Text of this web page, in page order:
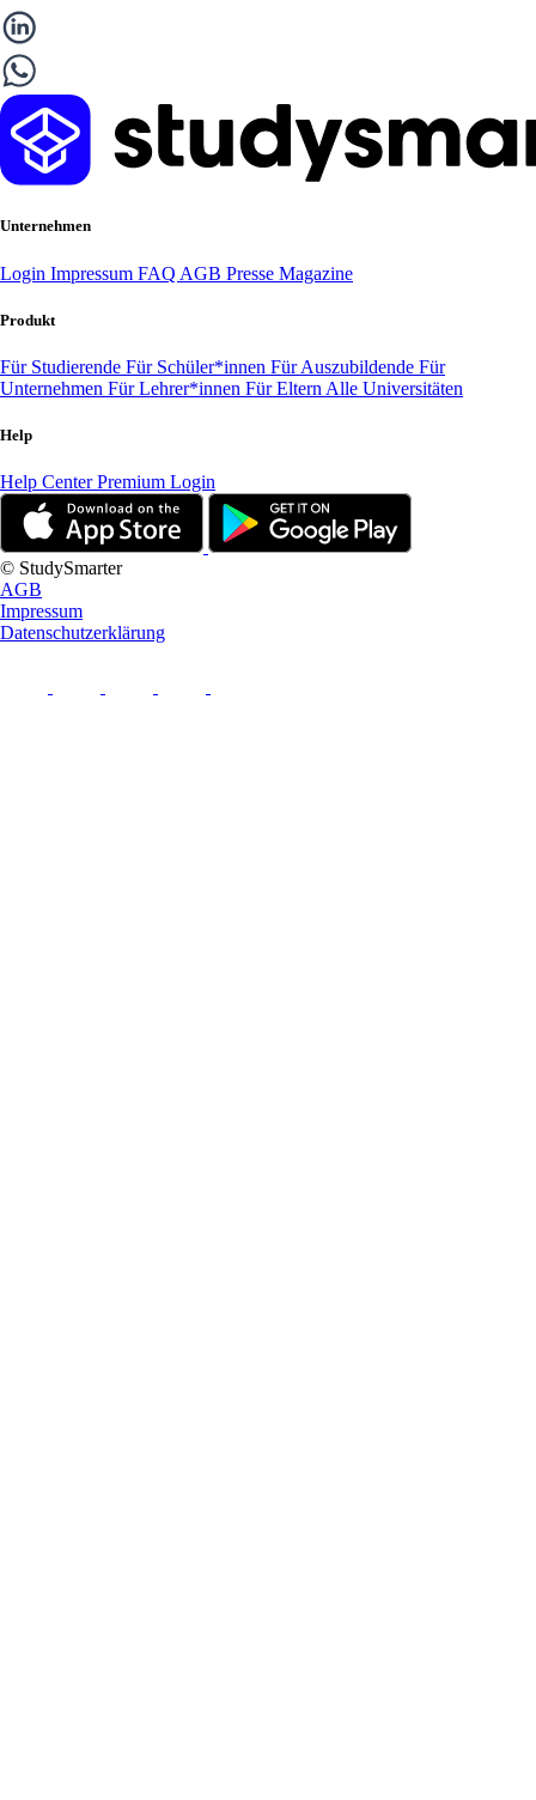
Unternehmen
Login Impressum FAQ AGB Presse Magazine
Produkt
Für Studierende Für Schüler*innen Für Auszubildende Für
Unternehmen Für Lehrer*innen Für Eltern Alle Universitäten
Help
Help CenterPremium Login
© StudySmarter
AGB
Impressum
Datenschutzerklärung